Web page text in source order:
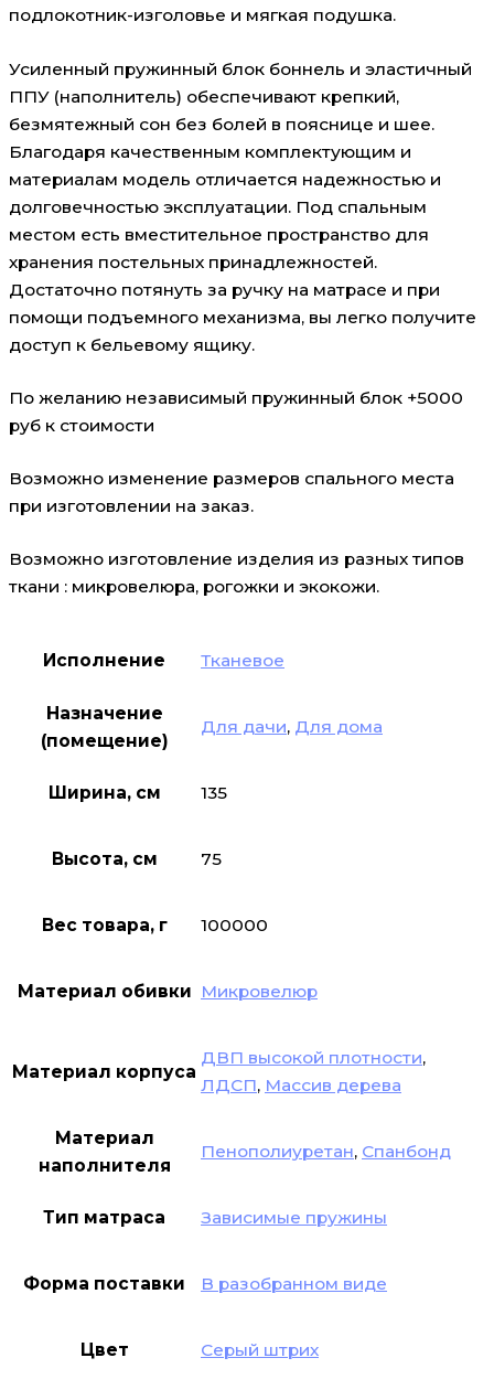
подлокотник-изголовье и мягкая подушка.
Усиленный пружинный блок боннель и эластичный
ППУ (наполнитель) обеспечивают крепкий,
безмятежный сон без болей в пояснице и шее.
Благодаря качественным комплектующим и
материалам модель отличается надежностью и
долговечностью эксплуатации. Под спальным
местом есть вместительное пространство для
хранения постельных принадлежностей.
Достаточно потянуть за ручку на матрасе и при
помощи подъемного механизма, вы легко получите
доступ к бельевому ящику.
По желанию независимый пружинный блок +5000
руб к стоимости
Возможно изменение размеров спального места
при изготовлении на заказ.
Возможно изготовление изделия из разных типов
ткани : микровелюра, рогожки и экокожи.
Исполнение Тканевое
Назначение
(помещение)
Для дачи, Для дома
Ширина, см 135
Высота, см 75
Вес товара, г 100000
Материал обивки Микровелюр
Материал корпуса
ДВП высокой плотности,
ЛДСП, Массив дерева
Материал
наполнителя
Пенополиуретан, Спанбонд
Тип матраса Зависимые пружины
Форма поставки В разобранном виде
Цвет Серый штрих